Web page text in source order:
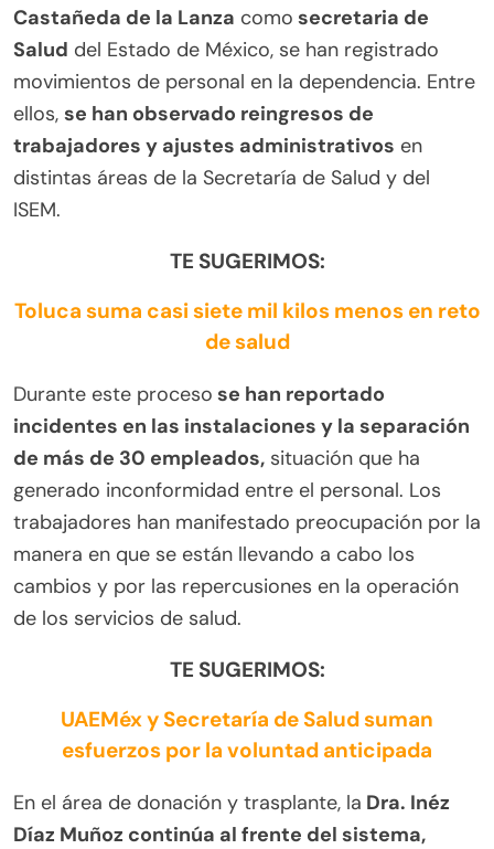
Castañeda de la Lanza como secretaria de
Salud del Estado de México, se han registrado
movimientos de personal en la dependencia. Entre
ellos, se han observado reingresos de
trabajadores y ajustes administrativos en
distintas áreas de la Secretaría de Salud y del
ISEM.
TE SUGERIMOS:
Toluca suma casi siete mil kilos menos en reto
de salud
Durante este proceso se han reportado
incidentes en las instalaciones y la separación
de más de 30 empleados, situación que ha
generado inconformidad entre el personal. Los
trabajadores han manifestado preocupación por la
manera en que se están llevando a cabo los
cambios y por las repercusiones en la operación
de los servicios de salud.
TE SUGERIMOS:
UAEMéx y Secretaría de Salud suman
esfuerzos por la voluntad anticipada
En el área de donación y trasplante, la Dra. Inéz
Díaz Muñoz continúa al frente del sistema,